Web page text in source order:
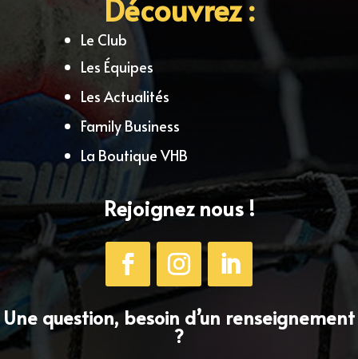
Découvrez :
Le Club
Les Équipes
Les Actualités
Family Business
La Boutique VHB
Rejoignez nous !
Une question, besoin d’un renseignement
?